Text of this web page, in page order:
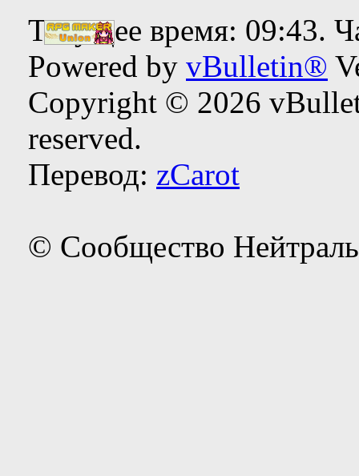
Текущее время: 09:43.
Powered by vBulletin®
Copyright © 2026
reserved.
Перевод: zCarot
© Сообщество